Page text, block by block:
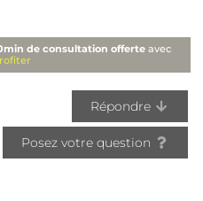
de consultation offerte avec
Répondre
Posez votre question